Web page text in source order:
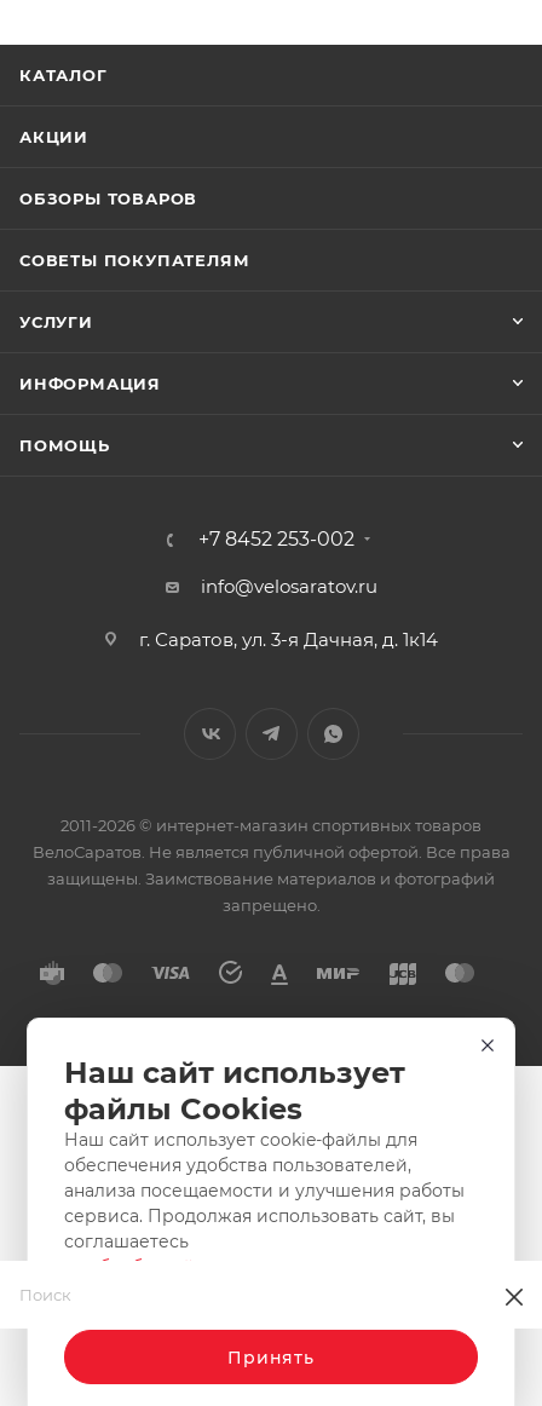
КАТАЛОГ
АКЦИИ
ОБЗОРЫ ТОВАРОВ
СОВЕТЫ ПОКУПАТЕЛЯМ
УСЛУГИ
ИНФОРМАЦИЯ
ПОМОЩЬ
+7 8452 253-002
info@velosaratov.ru
г. Саратов, ул. 3-я Дачная, д. 1к14
2011-2026 © интернет-магазин спортивных товаров
ВелоСаратов. Не является публичной офертой. Все права
защищены. Заимствование материалов и фотографий
запрещено.
Наш сайт использует
файлы Cookies
Наш сайт использует cookie-файлы для
обеспечения удобства пользователей,
анализа посещаемости и улучшения работы
сервиса. Продолжая использовать сайт, вы
соглашаетесь
обработкой
нашей
Принять